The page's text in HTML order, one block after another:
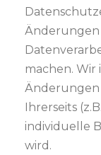
machen. Wir
Ihrerseits
individuelle
wird.